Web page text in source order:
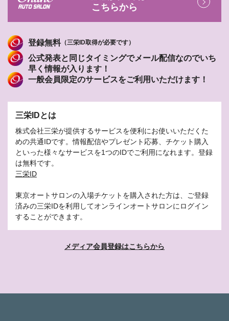
こちらから
登録無料（三栄ID取得が必要です）
公式発表と同じタイミングでメール配信なのでいち
早く情報が入ります！
一般会員限定のサービスをご利用いただけます！
三栄IDとは
株式会社三栄が提供するサービスを便利にお使いいただくた
めの共通IDです。情報配信やプレゼント応募、チケット購入
といった様々なサービスを1つのIDでご利用になれます。登録
は無料です。
三栄ID
東京オートサロンの入場チケットを購入された方は、ご登録
済みの三栄IDを利用してオンラインオートサロンにログイン
することができます。
メディア会員登録はこちらから